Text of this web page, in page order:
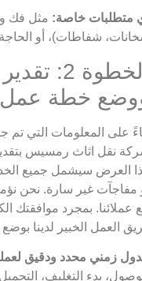
متطلبات خاصة: مثل فك
شفاطات)، أو
الخطوة
خطة عمل
على المعلومات التي تم
نقل اثاث رمسيس
العرض سيشمل جميع
مفاجآت غير سارة. نحن
عملائنا. بمجرد موافقتك
العمل الخبير لدينا
زمني محدد ودقيق
بدء التغليف،